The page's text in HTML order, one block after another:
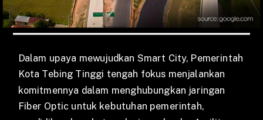
Dalam upaya mewujudkan Smart City, Pemerintah
Kota Tebing Tinggi tengah fokus menjalankan
komitmennya dalam menghubungkan jaringan
Fiber Optic untuk kebutuhan pemerintah,